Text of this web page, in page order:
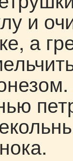
и
а